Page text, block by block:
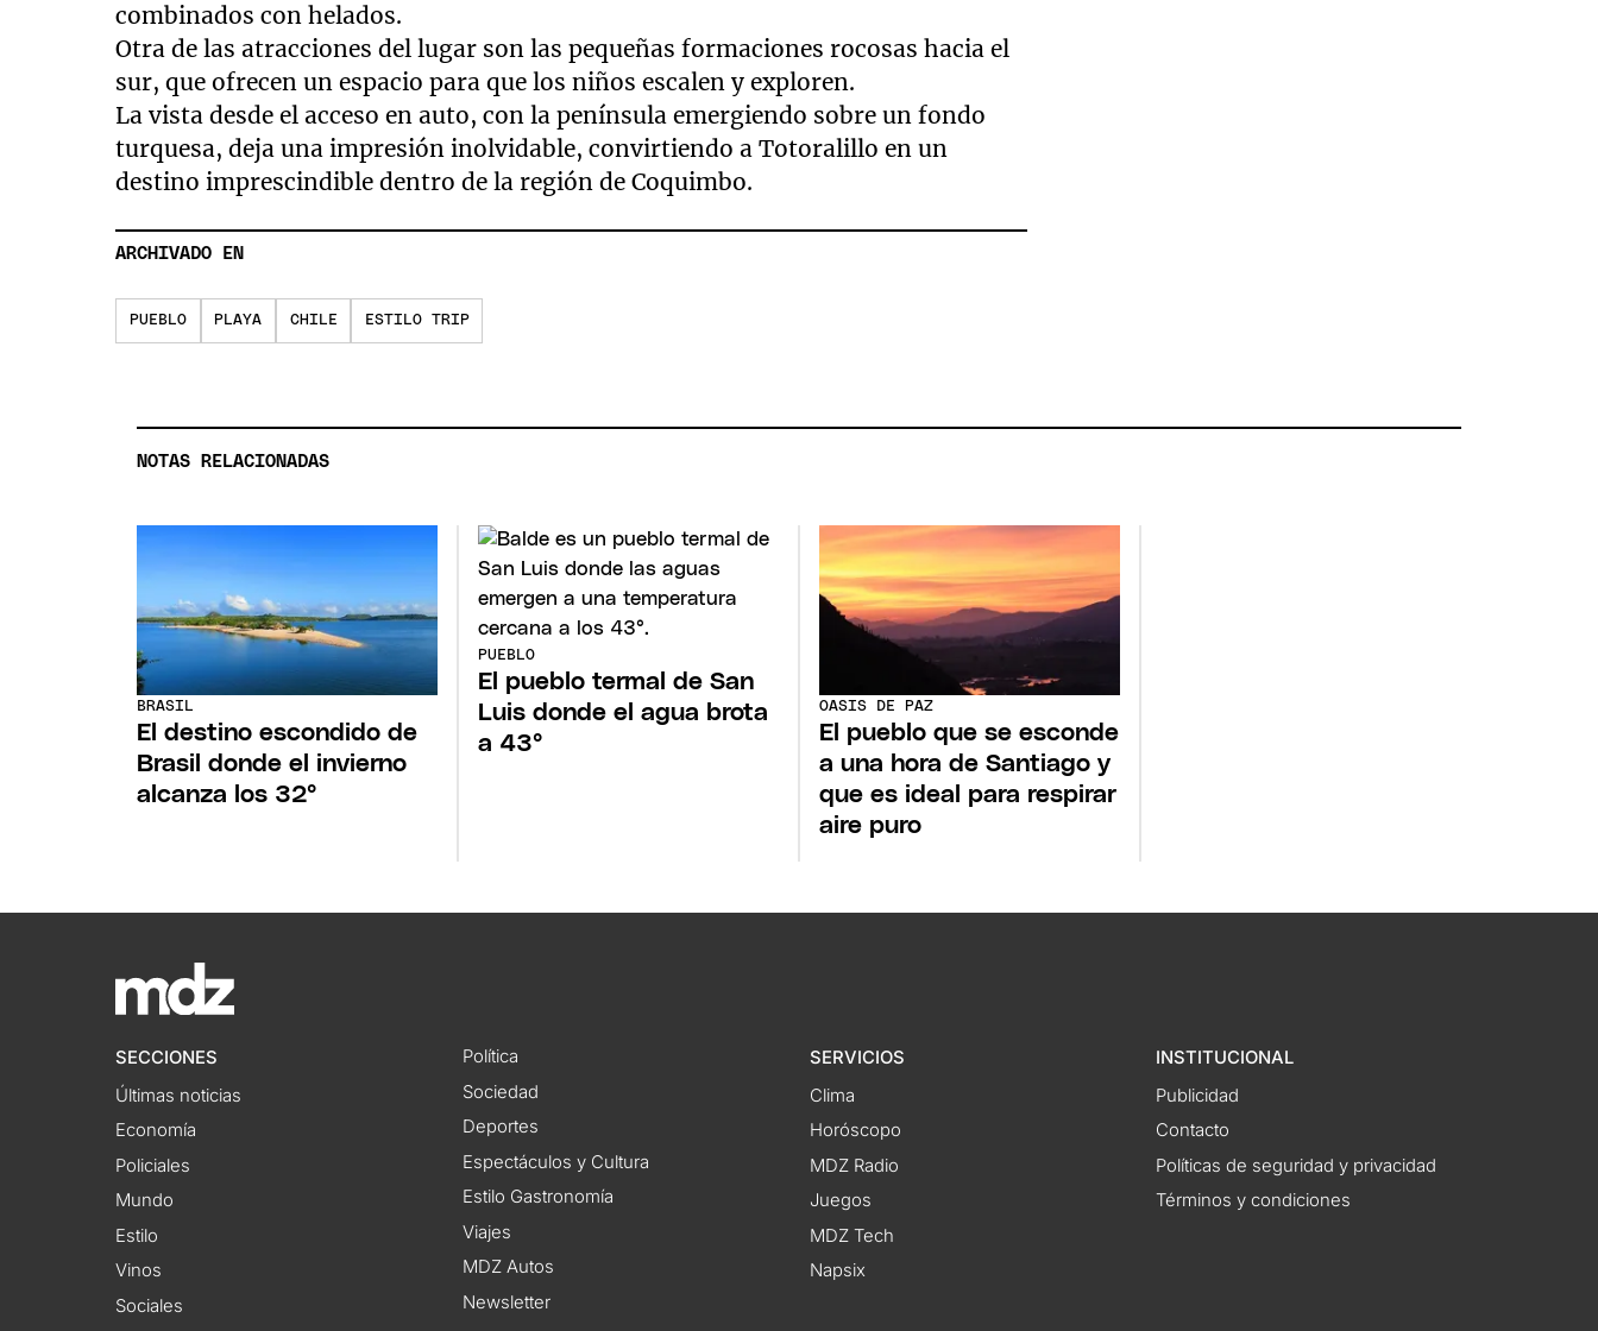
combinados con helados.
Otra de las atracciones del lugar son las pequeñas formaciones rocosas hacia el
sur, que ofrecen un espacio para que los niños escalen y exploren.
La vista desde el acceso en auto, con la península emergiendo sobre un fondo
turquesa, deja una impresión inolvidable, convirtiendo a Totoralillo en un
destino imprescindible dentro de la región de Coquimbo.
ARCHIVADO EN
PUEBLO PLAYA CHILE ESTILO TRIP
NOTAS RELACIONADAS
BRASIL
El destino escondido de
Brasil donde el invierno
alcanza los 32°
PUEBLO
El pueblo termal de San
Luis donde el agua brota
a 43°
OASIS DE PAZ
El pueblo que se esconde
a una hora de Santiago y
que es ideal para respirar
aire puro
SECCIONES
Últimas noticias
Economía
Policiales
Mundo
Estilo
Vinos
Sociales
Política
Sociedad
Deportes
Espectáculos y Cultura
Estilo Gastronomía
Viajes
MDZ Autos
Newsletter
SERVICIOS
Clima
Horóscopo
MDZ Radio
Juegos
MDZ Tech
Napsix
INSTITUCIONAL
Publicidad
Contacto
Políticas de seguridad y privacidad
Términos y condiciones